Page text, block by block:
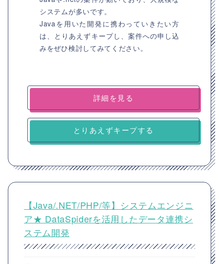
システムが多いです。
Javaを用いた開発に携わっていきたい方
は、とりあえずキープし、案件への申し込
みをぜひ検討してみてください。
詳細を見る
とりあえずキープする
【Java/.NET/PHP/等】システムエンジニ
ア★ DataSpiderを活用したデータ連携シ
ステム開発